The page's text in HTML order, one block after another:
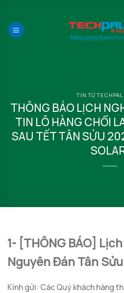
nội
TIN TỪ TECHPAL
THÔNG BÁO LỊCH
TIN LÔ HÀNG CHỔI
SAU TẾT TÂN SỬU
1- [THÔNG BÁO]
Nguyên Đán Tân Sửu
Kính gửi: Các Quý khách hàng